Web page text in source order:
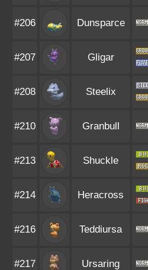
#206 Dunsparce
#207 Gligar
#208 Steelix
#210 Granbull
#213 Shuckle
#214 Heracross
#216 Teddiursa
#217 Ursaring